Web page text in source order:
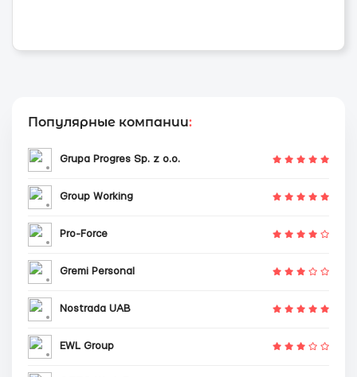
Популярные компании:
Grupa Progres Sp. z o.o.
Group Working
Pro-Force
Gremi Personal
Nostrada UAB
EWL Group